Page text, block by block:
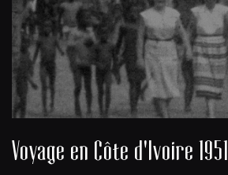
Voyage en Côte d'Ivoire 1951